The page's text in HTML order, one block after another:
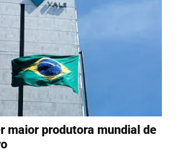
maior produtora mundial de